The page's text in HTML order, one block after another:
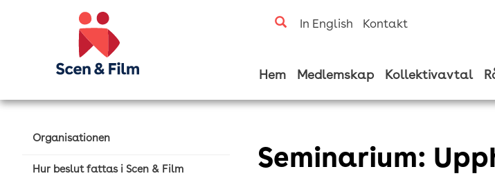
In English Kontakt
Hem Medlemskap Kollektivavtal
Organisationen
Hur beslut fattas i Scen & Film
Seminarium: